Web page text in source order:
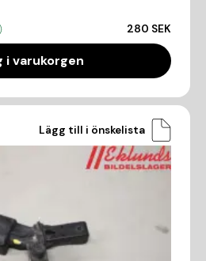
280 SEK
i varukorgen
Lägg till i önskelista